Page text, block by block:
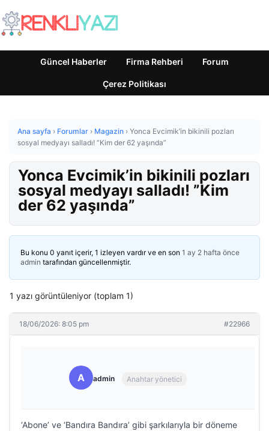
Güncel Haberler Firma Rehberi Forum
Çerez Politikası
Ana sayfa › Forumlar › Magazin › Yonca Evcimik’in bikinili pozları
sosyal medyayı salladı! ”Kim der 62 yaşında”
Yonca Evcimik’in bikinili pozları
sosyal medyayı salladı! ”Kim
der 62 yaşında”
Bu konu 0 yanıt içerir, 1 izleyen vardır ve en son 1 ay 2 hafta önce
admin tarafından güncellenmiştir.
1 yazı görüntüleniyor (toplam 1)
18/06/2026: 8:05 pm #22966
A admin Anahtar yönetici
‘Abone’ ve ‘Bandıra Bandıra’ gibi şarkılarıyla bir döneme